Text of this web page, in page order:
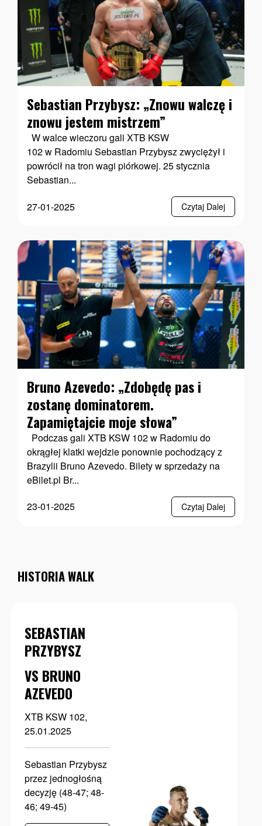
Sebastian Przybysz: „Znowu walczę i
znowu jestem mistrzem”
W walce wieczoru gali XTB KSW
102 w Radomiu Sebastian Przybysz zwyciężył i
powrócił na tron wagi piórkowej. 25 stycznia
Sebastian...
27-01-2025
Czytaj Dalej
Bruno Azevedo: „Zdobędę pas i
zostanę dominatorem.
Zapamiętajcie moje słowa”
Podczas gali XTB KSW 102 w Radomiu do
okrągłej klatki wejdzie ponownie pochodzący z
Brazylii Bruno Azevedo. Bilety w sprzedaży na
eBilet.pl Br...
23-01-2025
Czytaj Dalej
HISTORIA WALK
SEBASTIAN
PRZYBYSZ
VS BRUNO
AZEVEDO
XTB KSW 102,
25.01.2025
Sebastian Przybysz
przez jednogłośną
decyzję (48-47; 48-
46; 49-45)